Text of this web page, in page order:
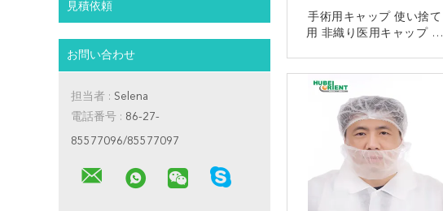
見積依頼
お問い合わせ
担当者 : Selena
電話番号 : 86-27-
85577096/85577097
手術用キャップ 使い捨て
用 非織り医用キャップ 女
接触